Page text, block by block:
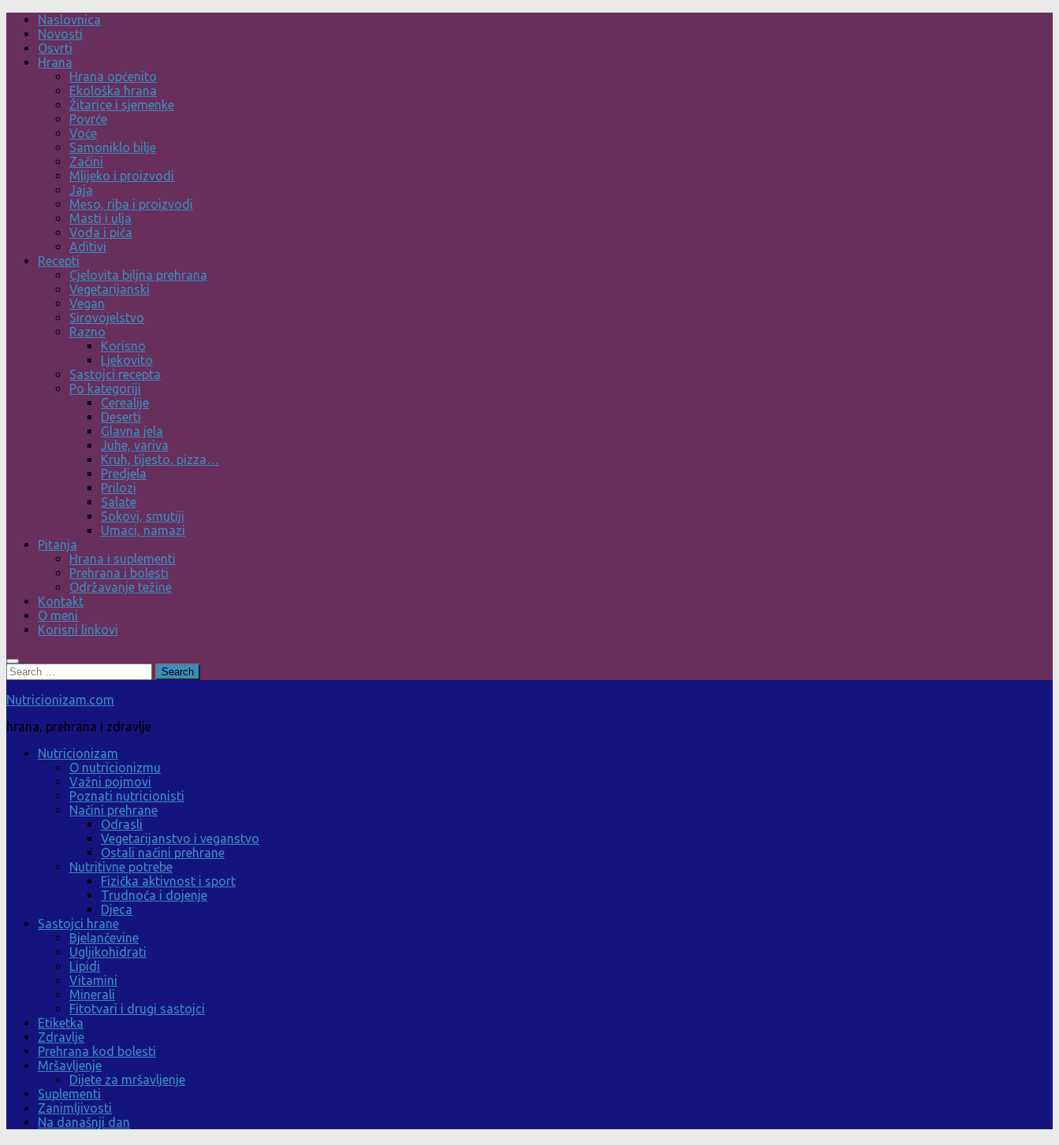
Skip
content
Naslovnica
Novosti
Osvrti
Hrana
Hrana općenito
Ekološka hrana
Žitarice i sjemenke
Povrće
Voće
Samoniklo bilje
Začini
Mlijeko i proizvodi
Jaja
Meso, riba i proizvodi
Masti i ulja
Voda i pića
Aditivi
Recepti
Cjelovita biljna prehrana
Vegetarijanski
Vegan
Sirovojelstvo
Razno
Korisno
Ljekovito
Sastojci recepta
Po kategoriji
Cerealije
Deserti
Glavna jela
Juhe, variva
Kruh, tijesto, pizza…
Predjela
Prilozi
Salate
Sokovi, smutiji
Umaci, namazi
Pitanja
Hrana i suplementi
Prehrana i bolesti
Održavanje težine
Kontakt
O meni
Korisni linkovi
Search
for:
Nutricionizam.com
hrana, prehrana i zdravlje
Nutricionizam
O nutricionizmu
Važni pojmovi
Poznati nutricionisti
Načini prehrane
Odrasli
Vegetarijanstvo i veganstvo
Ostali načini prehrane
Nutritivne potrebe
Fizička aktivnost i sport
Trudnoća i dojenje
Djeca
Sastojci hrane
Bjelančevine
Ugljikohidrati
Lipidi
Vitamini
Minerali
Fitotvari i drugi sastojci
Etiketka
Zdravlje
Prehrana kod bolesti
Mršavljenje
Dijete za mršavljenje
Suplementi
Zanimljivosti
Na današnji dan